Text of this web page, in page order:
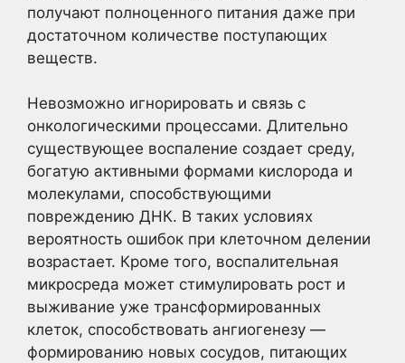
получают полноценного питания даже при
достаточном количестве поступающих
веществ.
Невозможно игнорировать и связь с
онкологическими процессами. Длительно
существующее воспаление создает среду,
богатую активными формами кислорода и
молекулами, способствующими
повреждению ДНК. В таких условиях
вероятность ошибок при клеточном делении
возрастает. Кроме того, воспалительная
микросреда может стимулировать рост и
выживание уже трансформированных
клеток, способствовать ангиогенезу —
формированию новых сосудов, питающих